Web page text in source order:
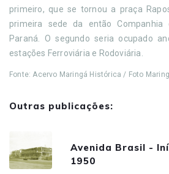
primeiro, que se tornou a praça
primeira sede da então
Paraná. O segundo seria ocupado
estações Ferroviária e Rodoviária.
Fonte: Acervo Maringá Histórica / Foto
Outras publicações:
Avenida Brasil -
1950